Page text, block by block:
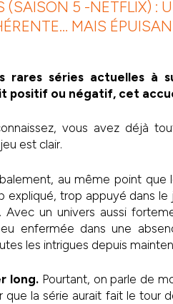
(SAISON 5 -NETFLIX) :
MAIS
rares séries actuelles à
positif ou négatif, cet
vous avez déjà
est clair.
au même point que
expliqué, trop appuyé dans
Avec un univers aussi
enfermée dans une
les intrigues depuis
long.Pourtant, on parle de
que la série aurait fait le tour